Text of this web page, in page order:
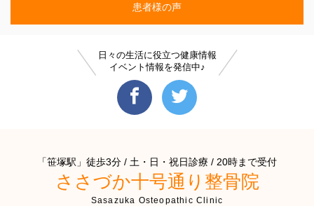
患者様の声
日々の生活に役立つ健康情報
イベント情報を発信中♪
「笹塚駅」徒歩3分 / 土・日・祝日診療 / 20時まで受付
ささづか十号通り整骨院
Sasazuka Osteopathic Clinic